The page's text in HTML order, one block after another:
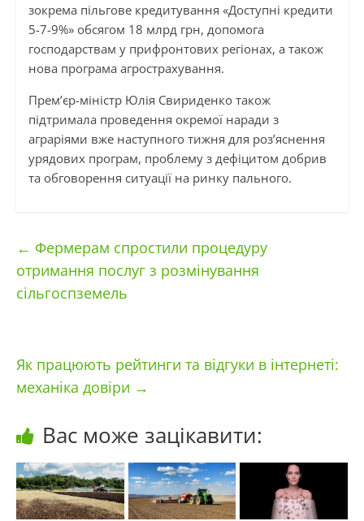
зокрема пільгове кредитування «Доступні кредити
5-7-9%» обсягом 18 млрд грн, допомога
господарствам у прифронтових регіонах, а також
нова програма агрострахування.
Прем’єр-міністр Юлія Свириденко також
підтримала проведення окремої наради з
аграріями вже наступного тижня для роз’яснення
урядових програм, проблему з дефіцитом добрив
та обговорення ситуації на ринку пального.
← Фермерам спростили процедуру
отримання послуг з розмінування
сільгоспземель
Як працюють рейтинги та відгуки в інтернеті:
механіка довіри →
Вас може зацікавити: